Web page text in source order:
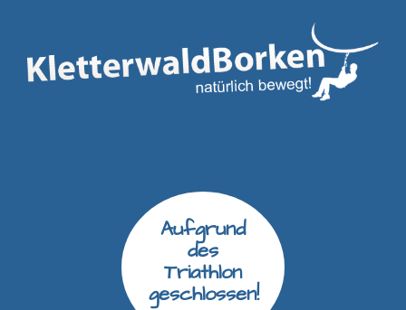
Aufgrund
des
Triathlon
geschlossen!